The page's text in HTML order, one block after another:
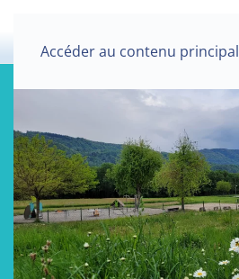
Accéder au contenu principal